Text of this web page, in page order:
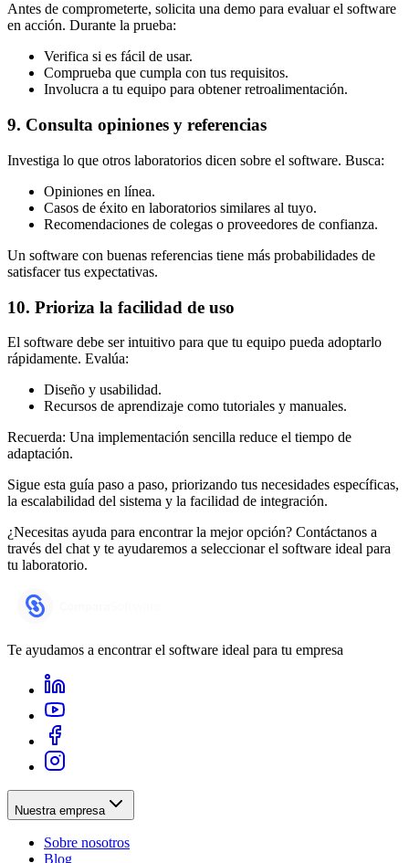
Antes de comprometerte, solicita una demo para evaluar el software
en acción. Durante la prueba:
Verifica si es fácil de usar.
Comprueba que cumpla con tus requisitos.
Involucra a tu equipo para obtener retroalimentación.
9. Consulta opiniones y referencias
Investiga lo que otros laboratorios dicen sobre el software. Busca:
Opiniones en línea.
Casos de éxito en laboratorios similares al tuyo.
Recomendaciones de colegas o proveedores de confianza.
Un software con buenas referencias tiene más probabilidades de
satisfacer tus expectativas.
10. Prioriza la facilidad de uso
El software debe ser intuitivo para que tu equipo pueda adoptarlo
rápidamente. Evalúa:
Diseño y usabilidad.
Recursos de aprendizaje como tutoriales y manuales.
Recuerda: Una implementación sencilla reduce el tiempo de
adaptación.
Sigue esta guía paso a paso, priorizando tus necesidades específicas,
la escalabilidad del sistema y la facilidad de integración.
¿Necesitas ayuda para encontrar la mejor opción? Contáctanos a
través del chat y te ayudaremos a seleccionar el software ideal para
tu laboratorio.
Te ayudamos a encontrar el software ideal para tu empresa
Nuestra empresa
Sobre nosotros
Blog